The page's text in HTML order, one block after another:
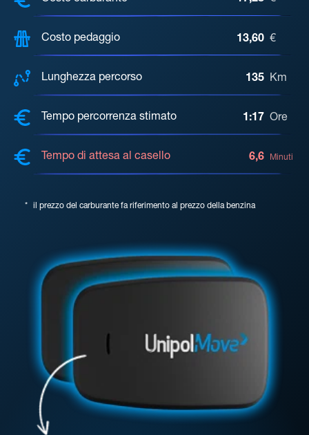
Costo pedaggio 13,60 €
Lunghezza percorso 135 Km
Tempo percorrenza stimato 1:17 Ore
Tempo di attesa al casello 6,6 Minuti
* il prezzo del carburante fa riferimento al prezzo della benzina